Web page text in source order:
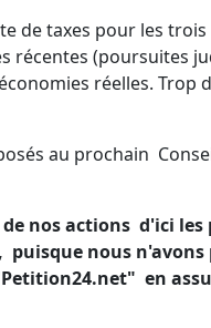
de taxes pour les
récentes (poursuites
réelles. Trop
au prochain
nos actions d'ici
puisque nous
en